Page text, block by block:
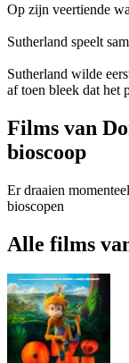
Op zijn veertiende
Sutherland speelt
Sutherland wilde
af toen bleek dat
Films van
bioscoop
Er draaien
bioscopen
Alle films